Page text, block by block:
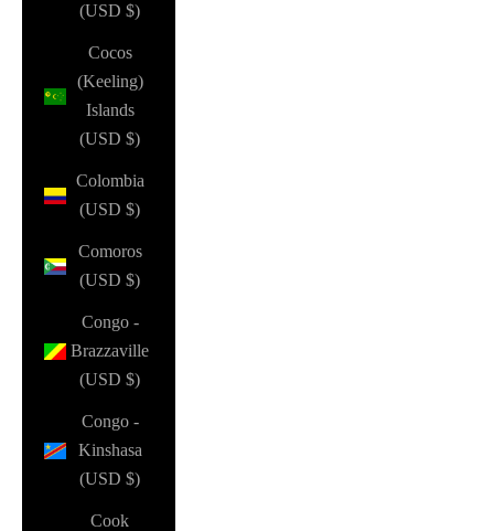
(USD $)
Cocos
(Keeling)
Islands
(USD $)
Colombia
(USD $)
Comoros
(USD $)
Congo -
Brazzaville
(USD $)
Congo -
Kinshasa
(USD $)
Cook